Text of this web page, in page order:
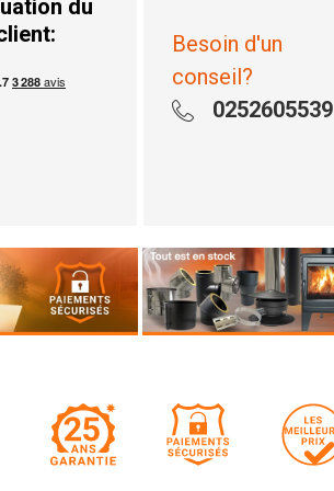
du
Besoin d'un
conseil?
0252605539